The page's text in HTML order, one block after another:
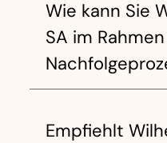
Wie kann Sie
SA im
Empfiehlt